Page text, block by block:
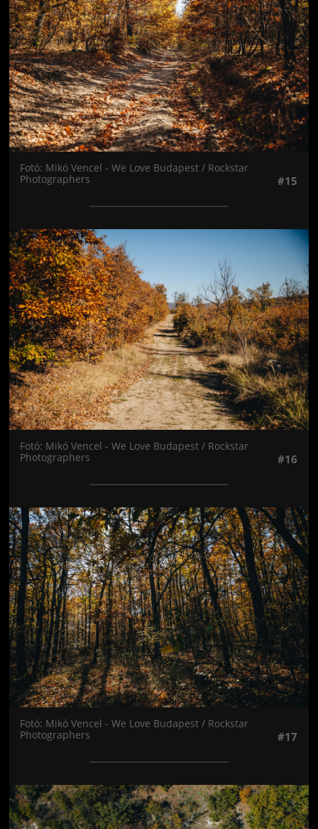
Fotó: Mikó Vencel - We Love Budapest / Rockstar
Photographers
#15
Jön még kép!
Fotó: Mikó Vencel - We Love Budapest / Rockstar
Photographers
#16
Jön még kép!
Fotó: Mikó Vencel - We Love Budapest / Rockstar
Photographers
#17
Jön még kép!